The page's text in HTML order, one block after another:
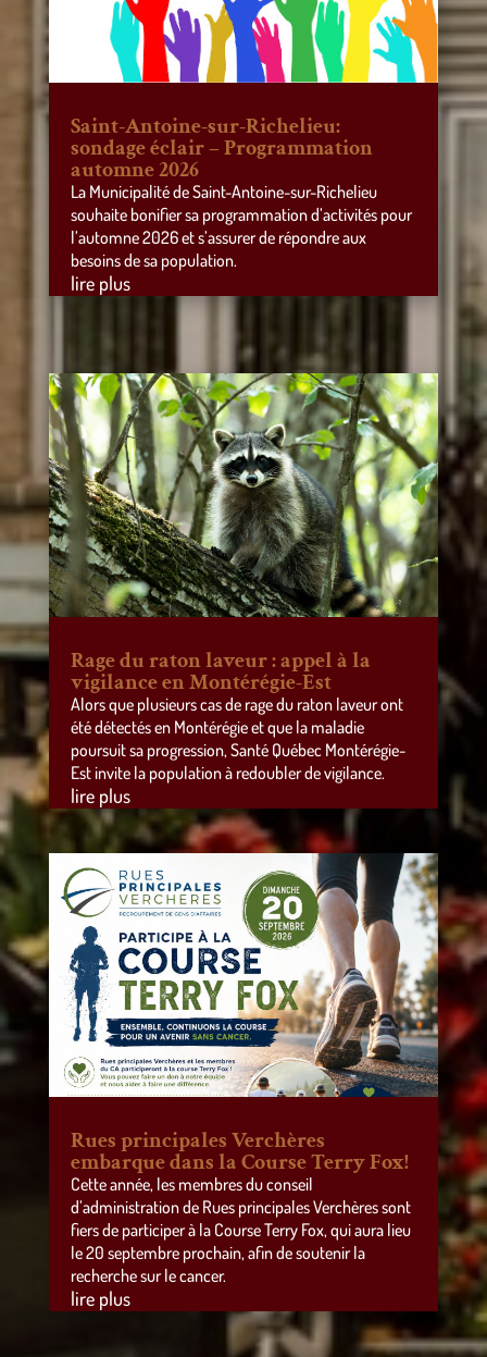
Saint-Antoine-sur-Richelieu:
sondage éclair – Programmation
automne 2026
La Municipalité de Saint-Antoine-sur-Richelieu
souhaite bonifier sa programmation d’activités pour
l’automne 2026 et s’assurer de répondre aux
besoins de sa population.
lire plus
Rage du raton laveur : appel à la
vigilance en Montérégie-Est
Alors que plusieurs cas de rage du raton laveur ont
été détectés en Montérégie et que la maladie
poursuit sa progression, Santé Québec Montérégie-
Est invite la population à redoubler de vigilance.
lire plus
Rues principales Verchères
embarque dans la Course Terry Fox!
Cette année, les membres du conseil
d’administration de Rues principales Verchères sont
fiers de participer à la Course Terry Fox, qui aura lieu
le 20 septembre prochain, afin de soutenir la
recherche sur le cancer.
lire plus